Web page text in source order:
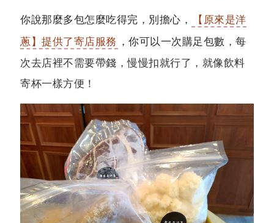
你說那麼多包怎麼吃得完，別擔心，
【原來是洋
蔥】提供了寄店服務 ，你可以一次購足包數， 每
次去店裡不需要帶錢，慢慢扣就行了，就像飲料
寄杯一樣方便！